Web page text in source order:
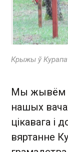
Крыжы ў
Мы жывём
нашых
цікавага і
вяртанне